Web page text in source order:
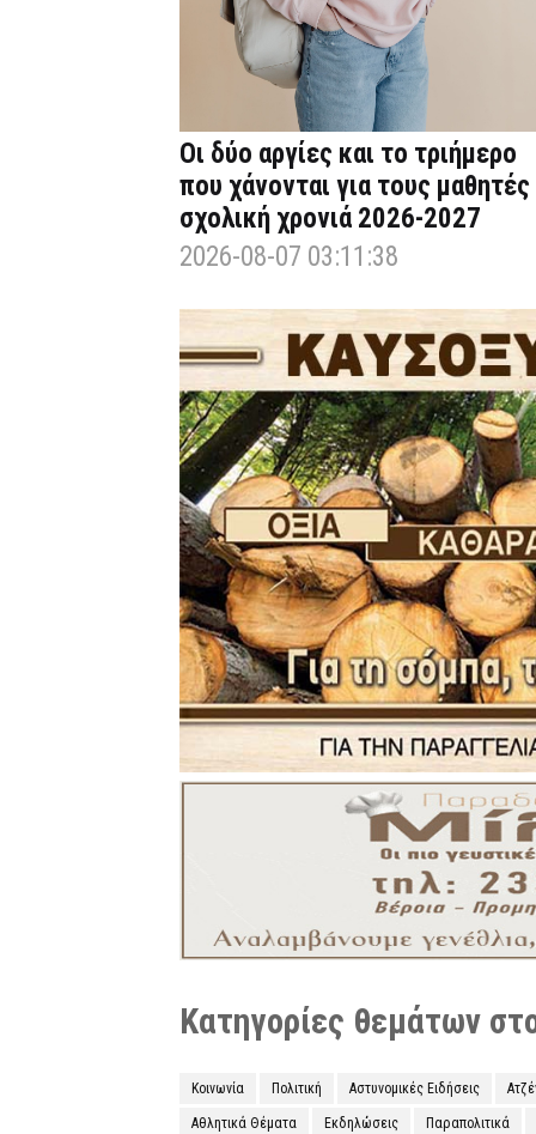
Οι δύο αργίες και το τριήμερο
που χάνονται για τους μαθητές
σχολική χρονιά 2026-2027
2026-08-07 03:11:38
Κατηγορίες θεμάτων
Κοινωνία Πολιτική Αστυνομικές Ειδήσεις
Αθλητικά Θέματα Εκδηλώσεις Παραπολιτικά